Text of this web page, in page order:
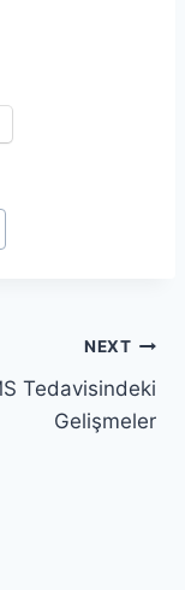
NEXT
Tedavisindeki
Gelişmeler